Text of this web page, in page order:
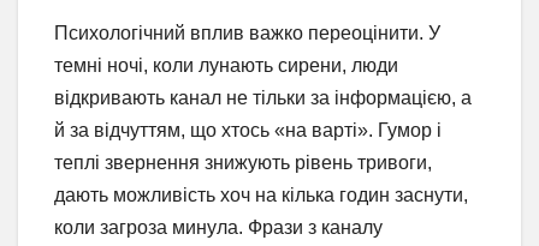
Психологічний вплив важко переоцінити. У
темні ночі, коли лунають сирени, люди
відкривають канал не тільки за інформацією, а
й за відчуттям, що хтось «на варті». Гумор і
теплі звернення знижують рівень тривоги,
дають можливість хоч на кілька годин заснути,
коли загроза минула. Фрази з каналу